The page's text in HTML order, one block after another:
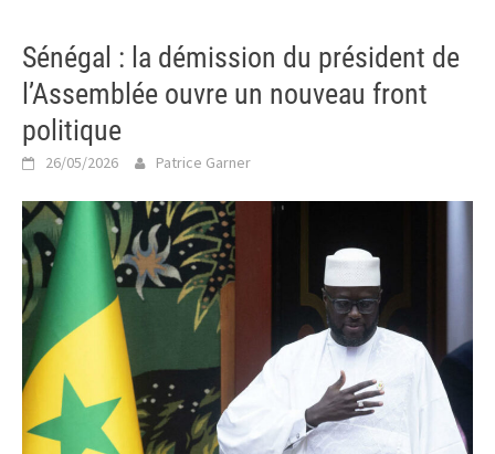
Sénégal : la démission du président de
l’Assemblée ouvre un nouveau front
politique
26/05/2026 Patrice Garner